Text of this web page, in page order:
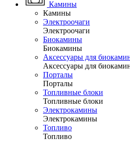
Камины
Камины
Электроочаги
Электроочаги
Биокамины
Биокамины
Аксессуары для
Аксессуары для
Порталы
Порталы
Топливные блоки
Топливные блоки
Электрокамины
Электрокамины
Топливо
Топливо